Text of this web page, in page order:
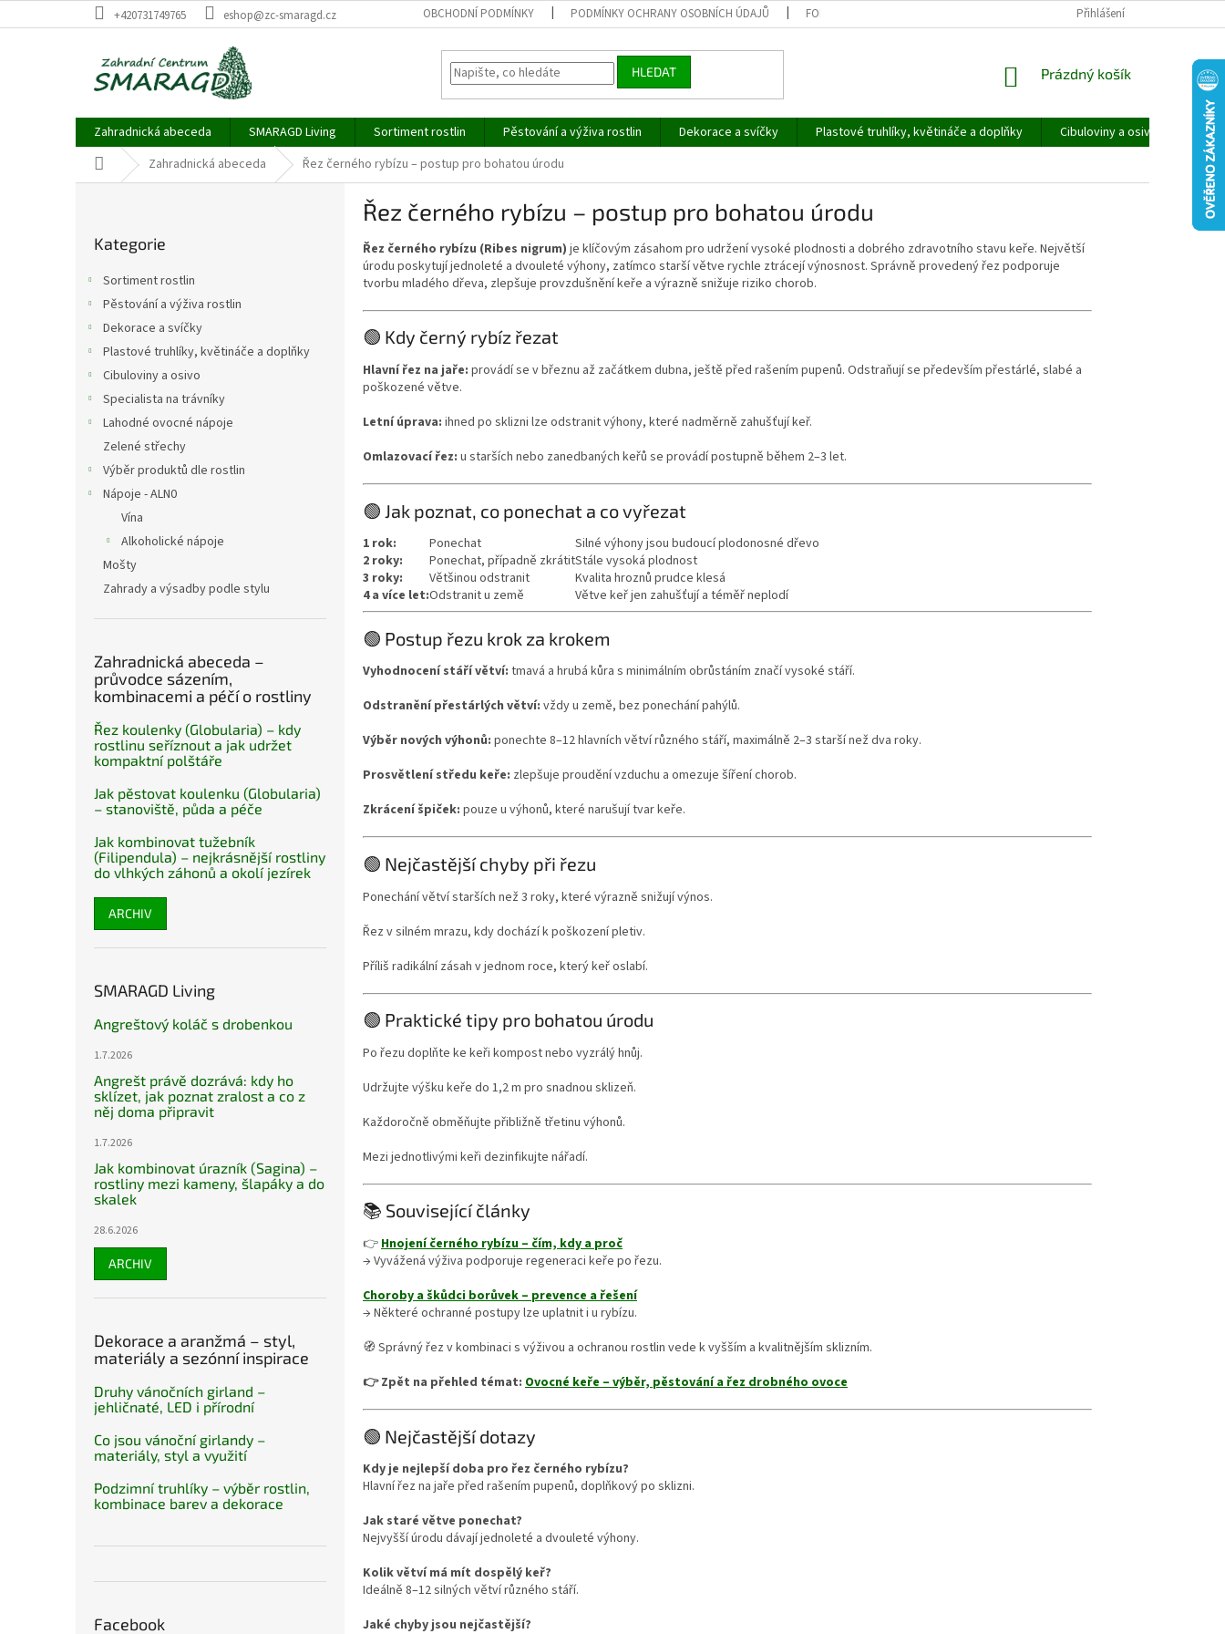
na
+420731749765 eshop@zc-smaragd.cz OBCHODNÍ PODMÍNKY PODMÍNKY OCHRANY OSOBNÍCH ÚDAJŮ FORMULÁŘ PRO UPLATNĚNÍ REKLAMACE REKLAMAČNÍ ŘÁD
Přihlášení
HLEDAT
NÁKUPNÍ
Prázdný košík
Zahradnická abeceda SMARAGD Living Sortiment rostlin Pěstování a výživa rostlin Dekorace a svíčky Plastové truhlíky, květináče a doplňky Cibuloviny a osivo
Domů Zahradnická abeceda Řez černého rybízu – postup pro bohatou úrodu
kategorie
Kategorie
Sortiment rostlin
Pěstování a výživa rostlin
Dekorace a svíčky
Plastové truhlíky, květináče a doplňky
Cibuloviny a osivo
Specialista na trávníky
Lahodné ovocné nápoje
Zelené střechy
Výběr produktů dle rostlin
Nápoje - ALN0
Vína
Alkoholické nápoje
Mošty
Zahrady a výsadby podle stylu
Zahradnická abeceda –
průvodce sázením,
kombinacemi a péčí o rostliny
Řez koulenky (Globularia) – kdy
rostlinu seříznout a jak udržet
kompaktní polštáře
Jak pěstovat koulenku (Globularia)
– stanoviště, půda a péče
Jak kombinovat tužebník
(Filipendula) – nejkrásnější rostliny
do vlhkých záhonů a okolí jezírek
ARCHIV
SMARAGD Living
Angreštový koláč s drobenkou
1.7.2026
Angrešt právě dozrává: kdy ho
sklízet, jak poznat zralost a co z
něj doma připravit
1.7.2026
Jak kombinovat úrazník (Sagina) –
rostliny mezi kameny, šlapáky a do
skalek
28.6.2026
ARCHIV
Dekorace a aranžmá – styl,
materiály a sezónní inspirace
Druhy vánočních girland –
jehličnaté, LED i přírodní
Co jsou vánoční girlandy –
materiály, styl a využití
Podzimní truhlíky – výběr rostlin,
kombinace barev a dekorace
Facebook
Řez černého rybízu – postup pro bohatou úrodu
Řez černého rybízu (Ribes nigrum) je klíčovým zásahom pro udržení vysoké plodnosti a dobrého zdravotního stavu keře. Největší
úrodu poskytují jednoleté a dvouleté výhony, zatímco starší větve rychle ztrácejí výnosnost. Správně provedený řez podporuje
tvorbu mladého dřeva, zlepšuje provzdušnění keře a výrazně snižuje riziko chorob.
🟢 Kdy černý rybíz řezat
Hlavní řez na jaře: provádí se v březnu až začátkem dubna, ještě před rašením pupenů. Odstraňují se především přestárlé, slabé a
poškozené větve.
Letní úprava: ihned po sklizni lze odstranit výhony, které nadměrně zahušťují keř.
Omlazovací řez: u starších nebo zanedbaných keřů se provádí postupně během 2–3 let.
🟢 Jak poznat, co ponechat a co vyřezat
1 rok: Ponechat
Silné výhony jsou budoucí plodonosné dřevo
2 roky:
Ponechat, případně zkrátitStále vysoká plodnost
3 roky:
Většinou odstranit
Kvalita hroznů prudce klesá
4 a více let:Odstranit u země Větve keř jen zahušťují a téměř neplodí
🟢 Postup řezu krok za krokem
Vyhodnocení stáří větví: tmavá a hrubá kůra s minimálním obrůstáním značí vysoké stáří.
Odstranění přestárlých větví: vždy u země, bez ponechání pahýlů.
Výběr nových výhonů: ponechte 8–12 hlavních větví různého stáří, maximálně 2–3 starší než dva roky.
Prosvětlení středu keře: zlepšuje proudění vzduchu a omezuje šíření chorob.
Zkrácení špiček: pouze u výhonů, které narušují tvar keře.
🟢 Nejčastější chyby při řezu
Ponechání větví starších než 3 roky, které výrazně snižují výnos.
Řez v silném mrazu, kdy dochází k poškození pletiv.
Příliš radikální zásah v jednom roce, který keř oslabí.
🟢 Praktické tipy pro bohatou úrodu
Po řezu doplňte ke keři kompost nebo vyzrálý hnůj.
Udržujte výšku keře do 1,2 m pro snadnou sklizeň.
Každoročně obměňujte přibližně třetinu výhonů.
Mezi jednotlivými keři dezinfikujte nářadí.
📚 Související články
👉 Hnojení černého rybízu – čím, kdy a proč
→ Vyvážená výživa podporuje regeneraci keře po řezu.
Choroby a škůdci borůvek – prevence a řešení
→ Některé ochranné postupy lze uplatnit i u rybízu.
🧭 Správný řez v kombinaci s výživou a ochranou rostlin vede k vyšším a kvalitnějším sklizním.
👉 Zpět na přehled témat: Ovocné keře – výběr, pěstování a řez drobného ovoce
🟢 Nejčastější dotazy
Kdy je nejlepší doba pro řez černého rybízu?
Hlavní řez na jaře před rašením pupenů, doplňkový po sklizni.
Jak staré větve ponechat?
Nejvyšší úrodu dávají jednoleté a dvouleté výhony.
Kolik větví má mít dospělý keř?
Ideálně 8–12 silných větví různého stáří.
Jaké chyby jsou nejčastější?